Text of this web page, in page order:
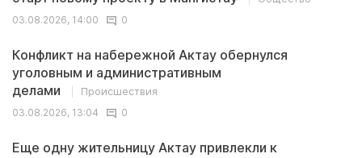
03.08.2026, 14:00
0
Конфликт на набережной Актау обернулся
уголовным и административным
делами
Происшествия
03.08.2026, 13:04
0
Еще одну жительницу Актау привлекли к